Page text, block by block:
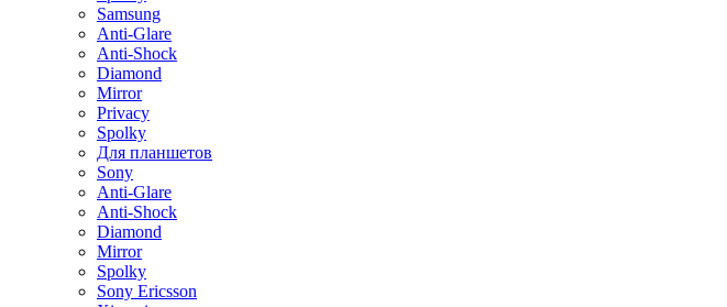
Samsung
Anti-Glare
Anti-Shock
Diamond
Mirror
Privacy
Spolky
Для планшетов
Sony
Anti-Glare
Anti-Shock
Diamond
Mirror
Spolky
Sony Ericsson